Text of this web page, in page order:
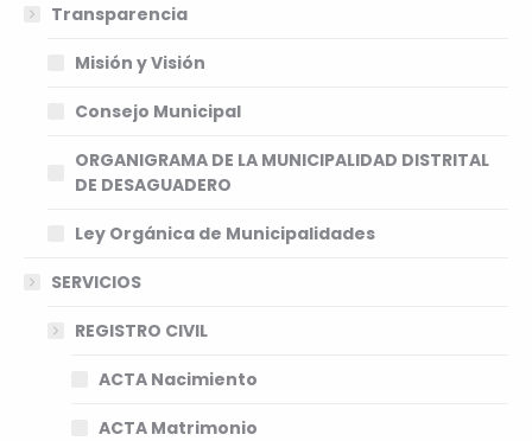
Transparencia
Misión y Visión
Consejo Municipal
ORGANIGRAMA DE LA MUNICIPALIDAD DISTRITAL
DE DESAGUADERO
Ley Orgánica de Municipalidades
SERVICIOS
REGISTRO CIVIL
ACTA Nacimiento
ACTA Matrimonio